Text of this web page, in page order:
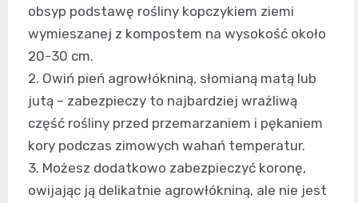
obsyp podstawę rośliny kopczykiem ziemi
wymieszanej z kompostem na wysokość około
20-30 cm.
2. Owiń pień agrowłókniną, słomianą matą lub
jutą – zabezpieczy to najbardziej wrażliwą
część rośliny przed przemarzaniem i pękaniem
kory podczas zimowych wahań temperatur.
3. Możesz dodatkowo zabezpieczyć koronę,
owijając ją delikatnie agrowłókniną, ale nie jest